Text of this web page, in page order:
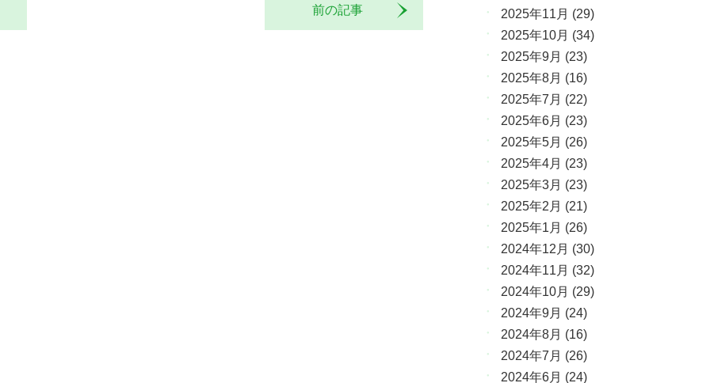
前の記事
2025年11月 (29)
2025年10月 (34)
2025年9月 (23)
2025年8月 (16)
2025年7月 (22)
2025年6月 (23)
2025年5月 (26)
2025年4月 (23)
2025年3月 (23)
2025年2月 (21)
2025年1月 (26)
2024年12月 (30)
2024年11月 (32)
2024年10月 (29)
2024年9月 (24)
2024年8月 (16)
2024年7月 (26)
2024年6月 (24)